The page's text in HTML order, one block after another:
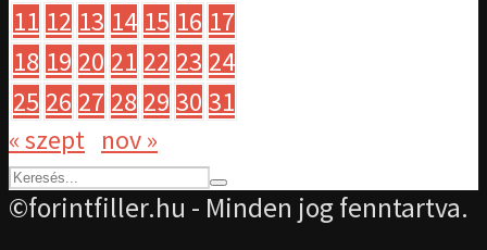
11 12 13 14 15 16 17
18 19 20 21 22 23 24
25 26 27 28 29 30 31
« szept nov »
©forintfiller.hu - Minden jog fenntartva.